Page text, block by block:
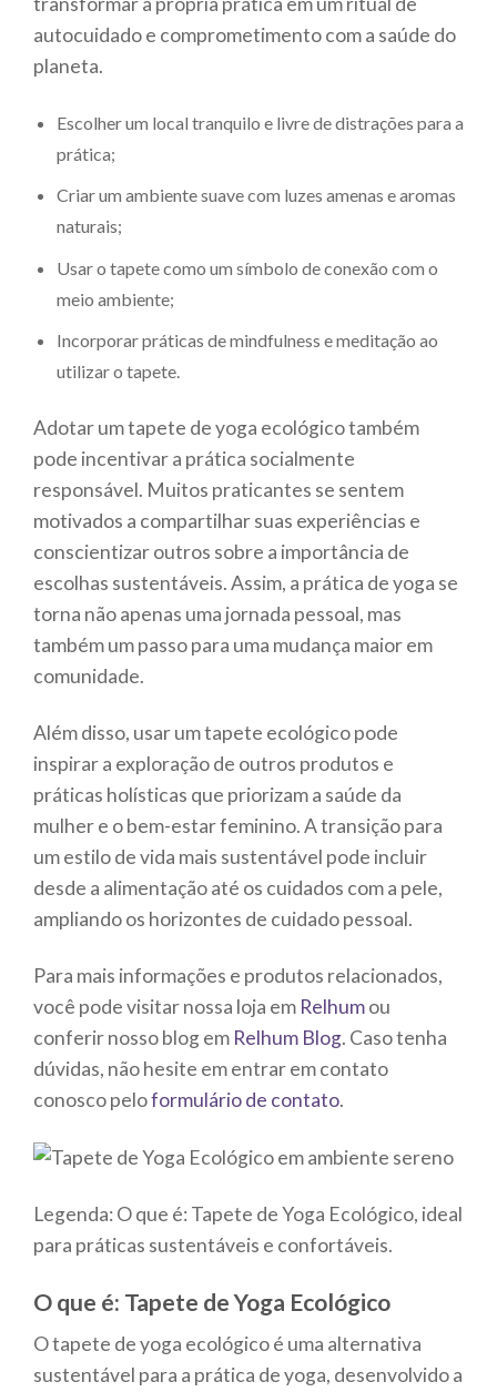
autocuidado e comprometimento com a saúde do
planeta.
Escolher um local tranquilo e livre de distrações para a
prática;
Criar um ambiente suave com luzes amenas e aromas
naturais;
Usar o tapete como um símbolo de conexão com o
meio ambiente;
Incorporar práticas de mindfulness e meditação ao
utilizar o tapete.
Adotar um tapete de yoga ecológico também
pode incentivar a prática socialmente
responsável. Muitos praticantes se sentem
motivados a compartilhar suas experiências e
conscientizar outros sobre a importância de
escolhas sustentáveis. Assim, a prática de yoga se
torna não apenas uma jornada pessoal, mas
também um passo para uma mudança maior em
comunidade.
Além disso, usar um tapete ecológico pode
inspirar a exploração de outros produtos e
práticas holísticas que priorizam a saúde da
mulher e o bem-estar feminino. A transição para
um estilo de vida mais sustentável pode incluir
desde a alimentação até os cuidados com a pele,
ampliando os horizontes de cuidado pessoal.
Para mais informações e produtos relacionados,
você pode visitar nossa loja em Relhumou
conferir nosso blog em Relhum Blog. Caso tenha
dúvidas, não hesite em entrar em contato
conosco peloformulário de contato.
Legenda: O que é: Tapete de Yoga Ecológico, ideal
para práticas sustentáveis e confortáveis.
O que é: Tapete de Yoga Ecológico
O tapete de yoga ecológico é uma alternativa
sustentável para a prática de yoga, desenvolvido a